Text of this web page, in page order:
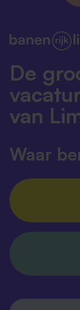
De
van
Waar